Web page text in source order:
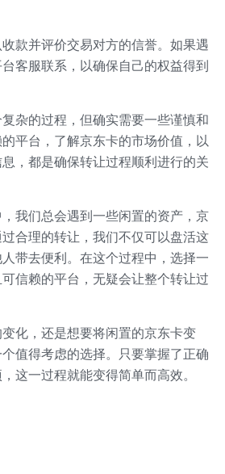
款并评价交易对方的信誉。如果遇
客服联系，以确保自己的权益得到
杂的过程，但确实需要一些谨慎和
平台，了解京东卡的市场价值，以
，都是确保转让过程顺利进行的关
我们总会遇到一些闲置的资产，京
合理的转让，我们不仅可以盘活这
带去便利。在这个过程中，选择一
信赖的平台，无疑会让整个转让过
化，还是想要将闲置的京东卡变
值得考虑的选择。只要掌握了正确
这一过程就能变得简单而高效。